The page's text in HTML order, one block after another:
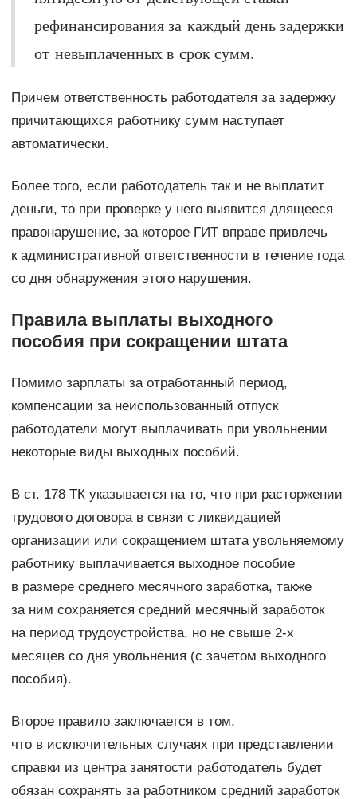
рефинансирования за каждый день задержки
от невыплаченных в срок сумм.
Причем ответственность работодателя за задержку
причитающихся работнику сумм наступает
автоматически.
Более того, если работодатель так и не выплатит
деньги, то при проверке у него выявится длящееся
правонарушение, за которое ГИТ вправе привлечь
к административной ответственности в течение года
со дня обнаружения этого нарушения.
Правила выплаты выходного
пособия при сокращении штата
Помимо зарплаты за отработанный период,
компенсации за неиспользованный отпуск
работодатели могут выплачивать при увольнении
некоторые виды выходных пособий.
В ст. 178 ТК указывается на то, что при расторжении
трудового договора в связи с ликвидацией
организации или сокращением штата увольняемому
работнику выплачивается выходное пособие
в размере среднего месячного заработка, также
за ним сохраняется средний месячный заработок
на период трудоустройства, но не свыше 2-х
месяцев со дня увольнения (с зачетом выходного
пособия).
Второе правило заключается в том,
что в исключительных случаях при представлении
справки из центра занятости работодатель будет
обязан сохранять за работником средний заработок